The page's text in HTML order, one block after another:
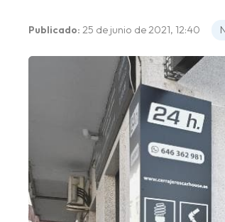
Publicado: 25 de junio de 2021, 12:40